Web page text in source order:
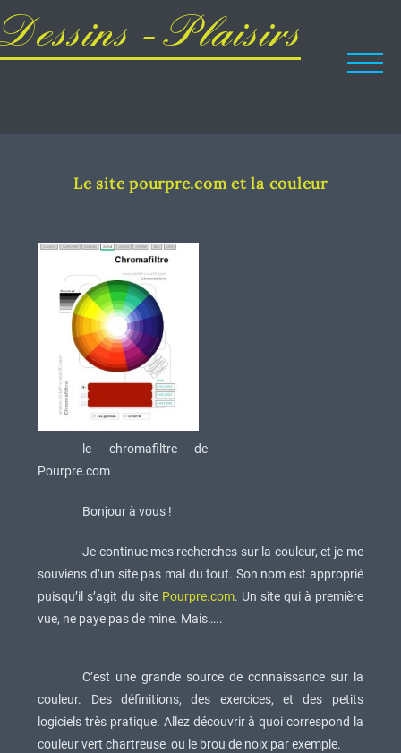
Dessins - Plaisirs
Le site pourpre.com et la couleur
le chromafiltre de
Pourpre.com
Bonjour à vous !
Je continue mes recherches sur la couleur, et je me
souviens d’un site pas mal du tout. Son nom est approprié
puisqu’il s’agit du site Pourpre.com. Un site qui à première
vue, ne paye pas de mine. Mais…..
C’est une grande source de connaissance sur la
couleur. Des définitions, des exercices, et des petits
logiciels très pratique. Allez découvrir à quoi correspond la
couleur vert chartreuse ou le brou de noix par exemple.